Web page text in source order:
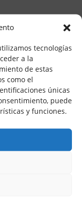
tecnologías
a la
de estas
como el
únicas
puede
y funciones.